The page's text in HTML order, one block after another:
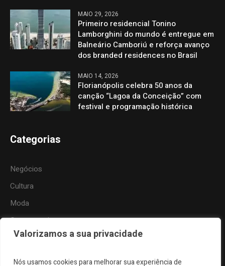
Valorizamos a sua privacidade
Nós usamos cookies para melhorar sua experiência de
MAIO 29, 2026
Primeiro residencial Tonino
Lamborghini do mundo é entregue em
Balneário Camboriú e reforça avanço
dos branded residences no Brasil
MAIO 14, 2026
Florianópolis celebra 50 anos da
canção “Lagoa da Conceição” com
festival e programação histórica
Categorias
Negócios
Cultura
Moda
Gastronomia
Tecnologia